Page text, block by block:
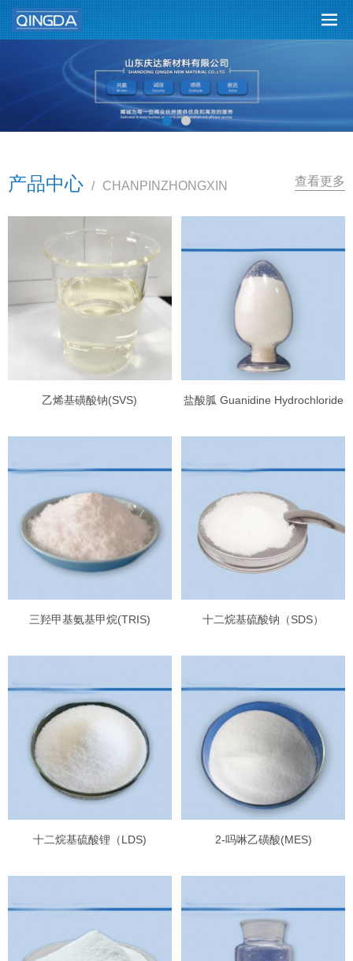
产品中心 / CHANPINZHONGXIN 查看更多
乙烯基磺酸钠(SVS) 盐酸胍 Guanidine Hydrochloride
三羟甲基氨基甲烷(TRIS) 十二烷基硫酸钠（SDS）
十二烷基硫酸锂（LDS) 2-吗啉乙磺酸(MES)